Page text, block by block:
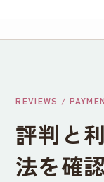
REVIEWS /
評判と
法を確